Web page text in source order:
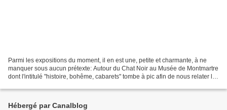
Parmi les expositions du moment, il en est une, petite et charmante, à ne
manquer sous aucun prétexte: Autour du Chat Noir au Musée de Montmartre
dont l'intitulé "histoire, bohême, cabarets" tombe à pic afin de nous relater les
Hébergé par Canalblog